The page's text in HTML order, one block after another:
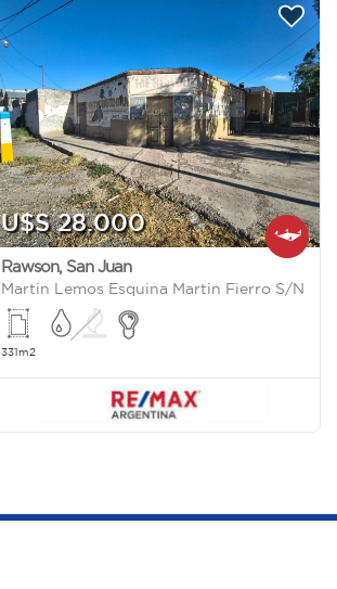
U$S 28.000
Rawson, San Juan
Martin Lemos Esquina Martin Fierro S/N
331m2